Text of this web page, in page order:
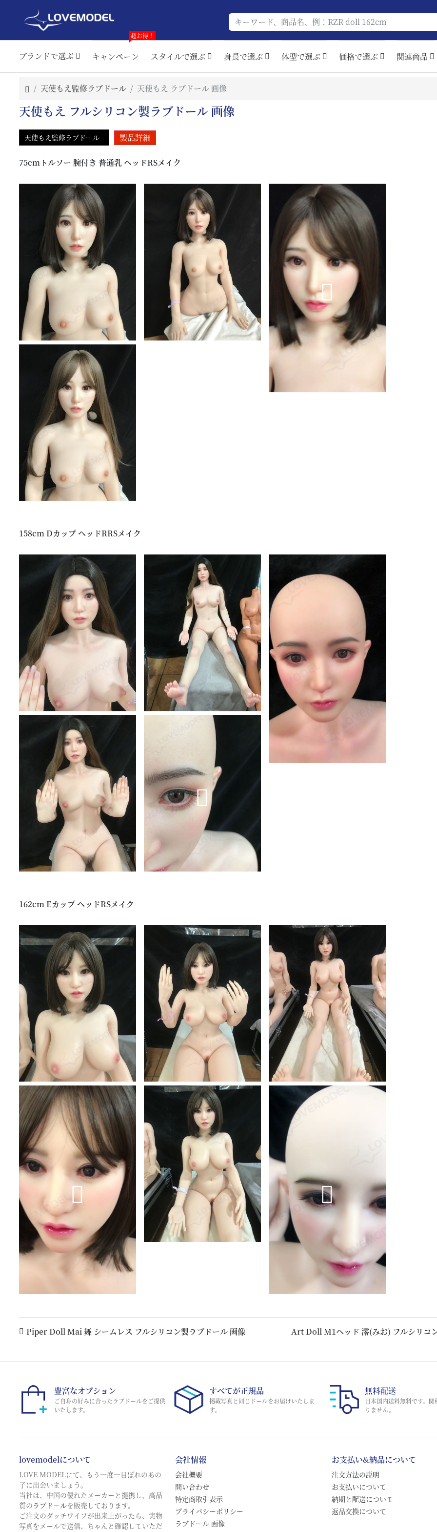
ブランドで選ぶ キャンペーン
超お得！
スタイルで選ぶ 身長で選ぶ 体型で選ぶ 価格で選ぶ 関連商品
天使もえ監修ラブドール 天使もえ ラブドール 画像
天使もえ フルシリコン製ラブドール 画像
天使もえ監修ラブドール 製品詳細
75cmトルソー 腕付き 普通乳 ヘッドRSメイク
158cm Dカップ ヘッドRRSメイク
162cm Eカップ ヘッドRSメイク
Piper Doll Mai 舞 シームレス フルシリコン製ラブドール 画像 Art Doll M1ヘッド 澪(みお) フルシリコ
豊富なオプション
ご自身の好みに合ったラブドールをご提供
いたします。
すべてが正規品
掲載写真と同じドールをお届けいたしま
す。
無料配送
日本国内送料無料です。
りません。
lovemodelについて
LOVE MODELにて、もう一度一目ぼれのあの
子に出会いましょう。
当社は、中国の優れたメーカーと提携し、高品
質のラブドールを販売しております。
ご注文のダッチワイフが出来上がったら、実物
写真をメールで送信、ちゃんと確認していただ
会社情報
会社概要
問い合わせ
特定商取引表示
プライバシーポリシー
ラブドール 画像
お支払い&納品について
注文方法の説明
お支払いについて
納期と配送について
返品交換について